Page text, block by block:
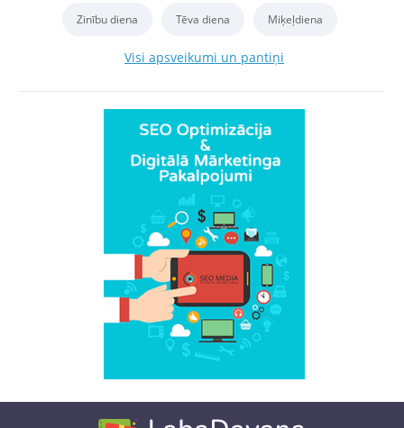
Zinību diena Tēva diena Miķeļdiena
Visi apsveikumi un pantiņi